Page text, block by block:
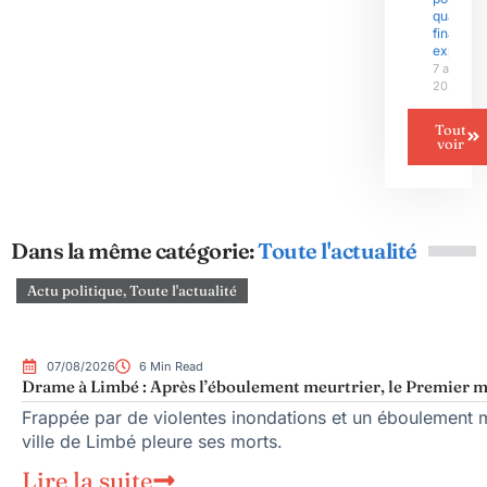
quart de
finale
explosif
7 août
2026
Tout
voir
Dans la même catégorie:Toute l'actualité
Actu politique,Toute l'actualité
07/08/2026 6 Min Read
Drame à Limbé : Après l’éboulement meurtrier, le Premier
Frappée par de violentes inondations et un
ville de Limbé pleure ses morts.
Lire la suite